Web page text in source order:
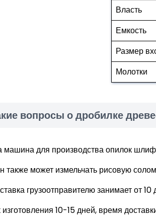
Власть
Емкость
Размер
Молотки
вопросы о дробилке
машина для производства опилок
также может измельчать рисовую
грузоотправителю занимает от 10
10-15 дней, время